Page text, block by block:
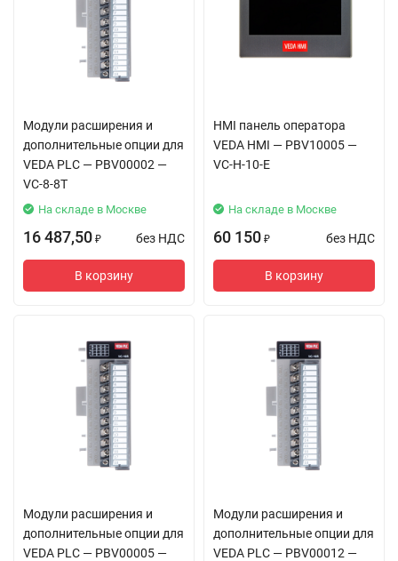
Модули расширения и
дополнительные опции для
VEDA PLC — PBV00002 —
VC-8-8T
На складе в Москве
16 487,50 ₽ без НДС
В корзину
HMI панель оператора
VEDA HMI — PBV10005 —
VC-H-10-E
На складе в Москве
60 150 ₽ без НДС
В корзину
Модули расширения и
дополнительные опции для
VEDA PLC — PBV00005 —
Модули расширения и
дополнительные опции для
VEDA PLC — PBV00012 —